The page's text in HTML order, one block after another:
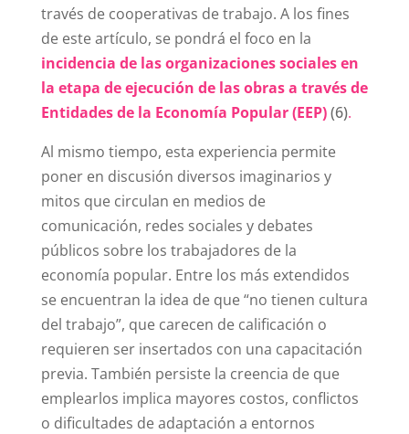
través de cooperativas de trabajo. A los fines
de este artículo, se pondrá el foco en la
incidencia de las organizaciones sociales en
la etapa de ejecución de las obras a través de
Entidades de la Economía Popular (EEP)(6).
Al mismo tiempo, esta experiencia permite
poner en discusión diversos imaginarios y
mitos que circulan en medios de
comunicación, redes sociales y debates
públicos sobre los trabajadores de la
economía popular. Entre los más extendidos
se encuentran la idea de que “no tienen cultura
del trabajo”, que carecen de calificación o
requieren ser insertados con una capacitación
previa. También persiste la creencia de que
emplearlos implica mayores costos, conflictos
o dificultades de adaptación a entornos